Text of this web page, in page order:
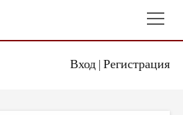
Вход| Регистрация